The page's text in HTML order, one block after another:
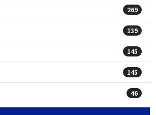
269
139
145
145
46